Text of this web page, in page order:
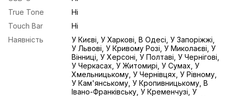
True Tone
Ні
Touch Bar
Ні
Наявність
У Києві, У Харкові, В Одесі, У Запоріжжі,
У Львові, У Кривому Розі, У Миколаєві, У
Вінниці, У Херсоні, У Полтаві, У Чернігові,
У Черкасах, У Житомирі, У Сумах, У
Хмельницькому, У Чернівцях, У Рівному,
У Кам'янському, У Кропивницькому, В
Івано-Франківську, У Кременчузі, У